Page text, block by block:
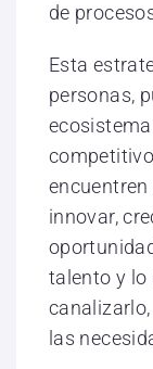
de
Esta
personas,
innovar,
talento y lo
las